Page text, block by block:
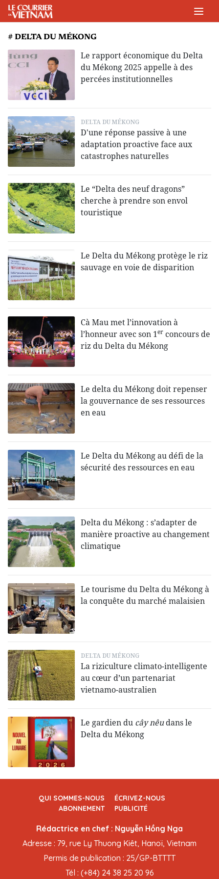
# DELTA DU MÉKONG
Le rapport économique du Delta
du Mékong 2025 appelle à des
percées institutionnelles
DELTA DU MÉKONG
D'une réponse passive à une
adaptation proactive face aux
catastrophes naturelles
Le “Delta des neuf dragons”
cherche à prendre son envol
touristique
Le Delta du Mékong protège le riz
sauvage en voie de disparition
Cà Mau met l’innovation à
l’honneur avec son 1er concours de
riz du Delta du Mékong
Le delta du Mékong doit repenser
la gouvernance de ses ressources
en eau
Le Delta du Mékong au défi de la
sécurité des ressources en eau
Delta du Mékong : s’adapter de
manière proactive au changement
climatique
Le tourisme du Delta du Mékong à
la conquête du marché malaisien
DELTA DU MÉKONG
La riziculture climato-intelligente
au cœur d’un partenariat
vietnamo-australien
Le gardien du cây nêudans le
Delta du Mékong
QUI SOMMES-NOUS
ÉCRIVEZ-NOUS
ABONNEMENT
PUBLICITÉ
Rédactrice en chef : Nguyễn Hồng Nga
Adresse : 79, rue Ly Thuong Kiêt, Hanoï, Vietnam
Permis de publication : 25/GP-BTTTT
Tél : (+84) 24 38 25 20 96